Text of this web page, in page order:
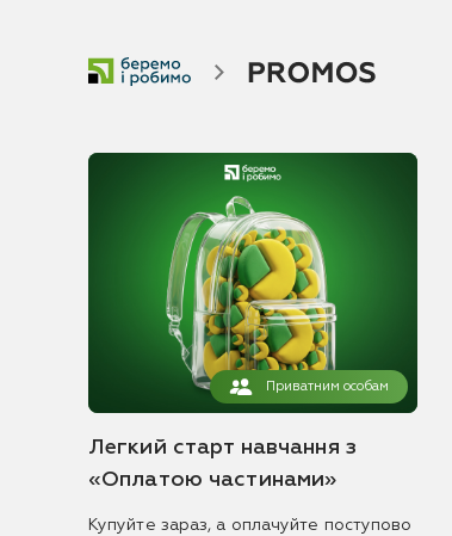
Приватним особам
Легкий старт навчання з
«Оплатою частинами»
Купуйте зараз, а оплачуйте поступово